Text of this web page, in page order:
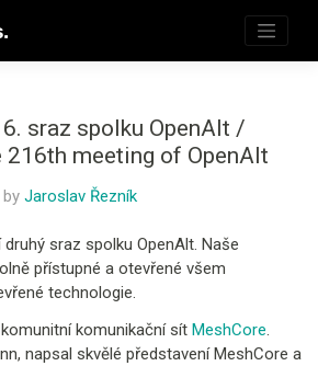
sraz spolku OpenAlt /
meeting of OpenAlt
by Jaroslav Řezník
sraz spolku OpenAlt. Naše
přístupné a otevřené všem
technologie.
komunikační sít MeshCore.
napsal skvělé představení MeshCore a